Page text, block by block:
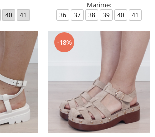
40 41
Marime:
36 37 38 39 40 41
-18%